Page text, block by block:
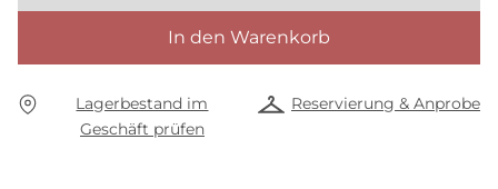
In den Warenkorb
Lagerbestand im
Geschäft prüfen
Reservierung & Anprobe